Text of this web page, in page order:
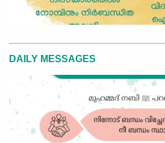
DAILY MESSAGES